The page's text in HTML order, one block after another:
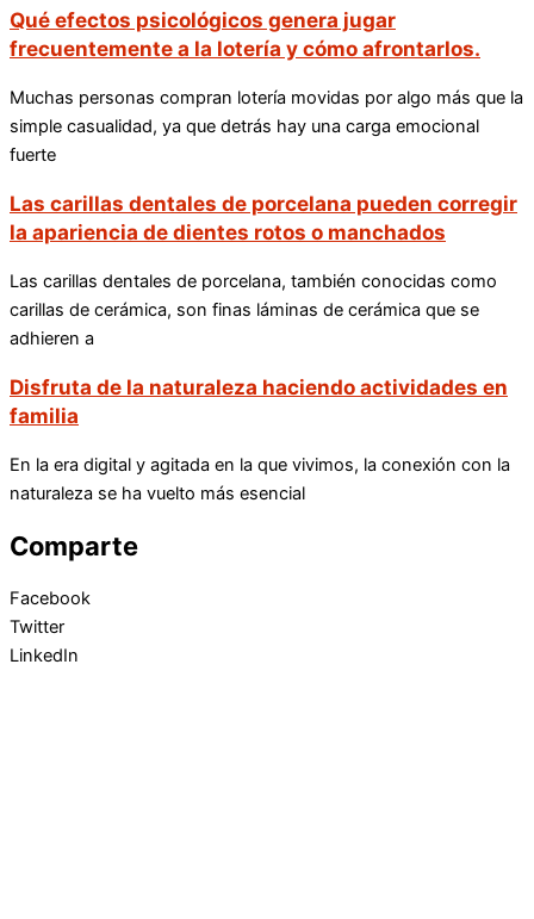
Qué efectos psicológicos genera jugar
frecuentemente a la lotería y cómo afrontarlos.
Muchas personas compran lotería movidas por algo más que la
simple casualidad, ya que detrás hay una carga emocional
fuerte
Las carillas dentales de porcelana pueden corregir
la apariencia de dientes rotos o manchados
Las carillas dentales de porcelana, también conocidas como
carillas de cerámica, son finas láminas de cerámica que se
adhieren a
Disfruta de la naturaleza haciendo actividades en
familia
En la era digital y agitada en la que vivimos, la conexión con la
naturaleza se ha vuelto más esencial
Comparte
Facebook
Twitter
LinkedIn